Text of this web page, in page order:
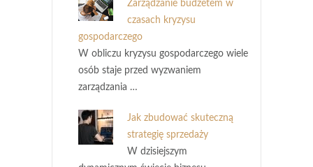
Zarządzanie budżetem w
czasach kryzysu
gospodarczego
W obliczu kryzysu gospodarczego wiele
osób staje przed wyzwaniem
zarządzania …
Jak zbudować skuteczną
strategię sprzedaży
W dzisiejszym